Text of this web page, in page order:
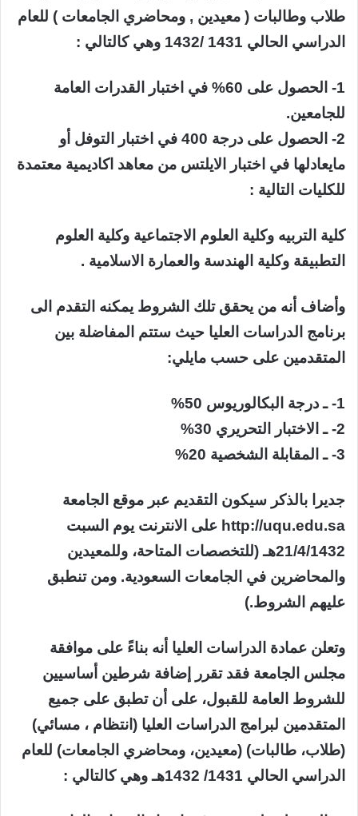
طلاب وطالبات ( معيدين , ومحاضري الجامعات ) للعام
الدراسي الحالي 1431 /1432 وهي كالتالي :
1- الحصول على 60% في اختبار القدرات العامة
للجامعين.
2- الحصول على درجة 400 في اختبار التوفل أو
مايعادلها في اختبار الايلتس من معاهد اكاديمية معتمدة
للكليات التالية :
كلية التربيه وكلية العلوم الاجتماعية وكلية العلوم
التطبيقة وكلية الهندسة والعمارة الاسلامية .
وأضاف أنه من يحقق تلك الشروط يمكنه التقدم الى
برنامج الدراسات العليا حيث ستتم المفاضلة بين
المتقدمين على حسب مايلي:
1- ـ درجة البكالوريوس 50%
2- ـ الاختبار التحريري 30%
3- ـ المقابلة الشخصية 20%
جديرا بالذكر سيكون التقديم عبر موقع الجامعة
http://uqu.edu.sa على الانترنت يوم السبت
21/4/1432هـ (للتخصصات المتاحة، وللمعيدين
والمحاضرين في الجامعات السعودية. ومن تنطبق
عليهم الشروط.)
وتعلن عمادة الدراسات العليا أنه بناءً على موافقة
مجلس الجامعة فقد تقرر إضافة شرطين أساسيين
للشروط العامة للقبول، على أن تطبق على جميع
المتقدمين لبرامج الدراسات العليا (انتظام ، مسائي)
(طلاب، طالبات) (معيدين، ومحاضري الجامعات) للعام
الدراسي الحالي 1431/ 1432هـ وهي كالتالي :